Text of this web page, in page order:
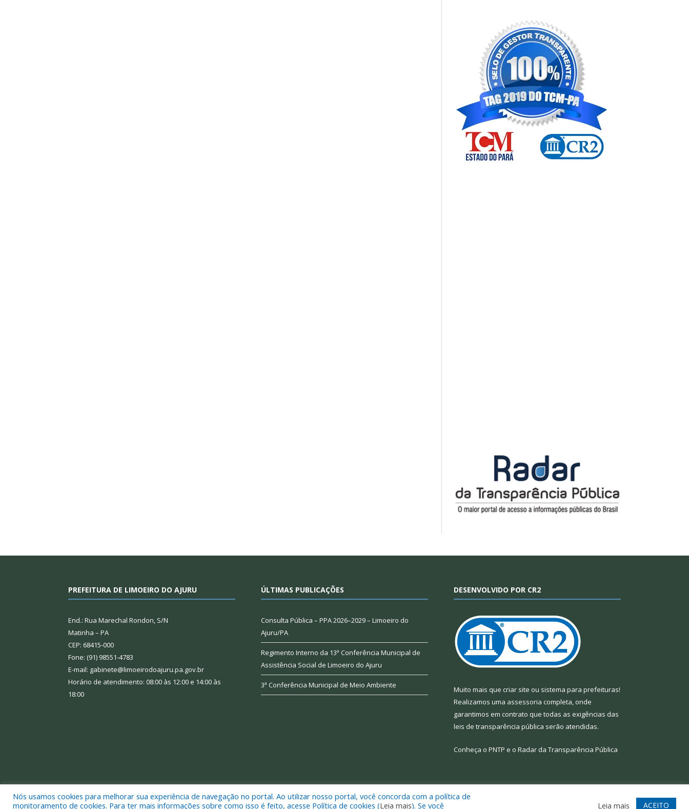
PREFEITURA DE LIMOEIRO DO AJURU
End.: Rua Marechal Rondon, S/N
Matinha – PA
CEP: 68415-000
Fone: (91) 98551-4783
E-mail: gabinete@limoeirodoajuru.pa.gov.br
Horário de atendimento: 08:00 às 12:00 e 14:00 às
18:00
ÚLTIMAS PUBLICAÇÕES
Consulta Pública – PPA 2026–2029 – Limoeiro do
Ajuru/PA
Regimento Interno da 13ª Conferência Municipal de
Assistência Social de Limoeiro do Ajuru
3ª Conferência Municipal de Meio Ambiente
DESENVOLVIDO POR CR2
Muito mais que criar site ou sistema para prefeituras!
Realizamos uma assessoria completa, onde
garantimos em contrato que todas as exigências das
leis de transparência pública serão atendidas.
Conheça o PNTP e o Radar da Transparência Pública
Todos os direitos reservados a Prefeitura Municipal de Limoeiro do Ajuru. Mapa do Site Acessar Webmail
Nós usamos cookies para melhorar sua experiência de navegação no portal. Ao utilizar nosso portal, você concorda com a política de
monitoramento de cookies. Para ter mais informações sobre como isso é feito, acesse Política de cookies (Leia mais). Se você Leia mais ACEITO